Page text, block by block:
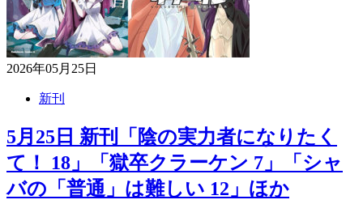
2026年05月25日
新刊
5月25日 新刊「陰の実力者になりたく
て！ 18」「獄卒クラーケン 7」「シャ
バの「普通」は難しい 12」ほか